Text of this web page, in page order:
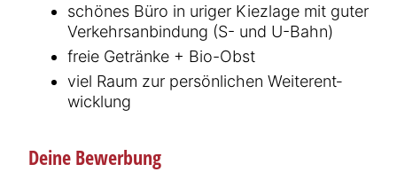
schönes Büro in uriger Kiezlage mit guter
Verkehrs­an­bindung (S- und U-Bahn)
freie Getränke + Bio-Obst
viel Raum zur persön­lichen Weiter­ent­
wicklung
Deine Bewerbung